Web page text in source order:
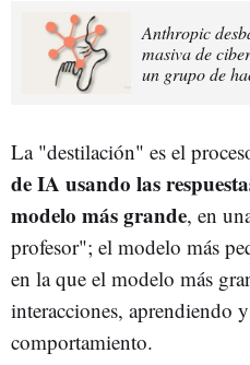
Anthropic
masiva de
un grupo de
La "destilación" es el
de IA usando las
modelo más grande, en
profesor"; el modelo más
en la que el modelo más
interacciones, aprendiendo
comportamiento.